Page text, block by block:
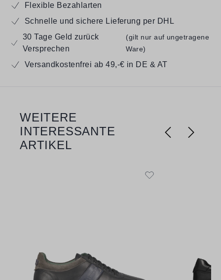
Flexible Bezahlarten
Schnelle und sichere Lieferung per DHL
30 Tage Geld zurück
Versprechen
(gilt nur auf ungetragene
Ware)
Versandkostenfrei ab 49,-€ in DE & AT
Produktgalerie überspringen
WEITERE
INTERESSANTE
ARTIKEL